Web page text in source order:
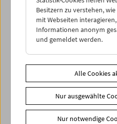
Share on
Besitzern zu verstehen,
mit Webseiten
Informationen anonym
und gemeldet werden.
Alle Cookies
Nur ausgewählte
Nur notwendige